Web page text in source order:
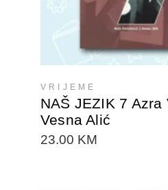
VRIJEME
NAŠ JEZIK 7 Azra
Vesna Alić
23.00 KM